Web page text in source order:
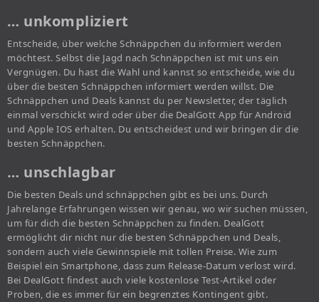
… unkompliziert
Entscheide, über welche Schnäppchen du informiert werden
möchtest. Selbst die Jagd nach Schnäppchen ist mit uns ein
Vergnügen. Du hast die Wahl und kannst so entscheide, wie du
über die besten Schnäppchen informiert werden willst. Die
Schnäppchen und Deals kannst du per Newsletter, der täglich
einmal verschickt wird oder über die DealGott App für Android
und Apple IOS erhalten. Du entscheidest und wir bringen dir die
besten Schnäppchen.
… unschlagbar
Die besten Deals und schnäppchen gibt es bei uns. Durch
Jahrelange Erfahrungen wissen wir genau, wo wir suchen müssen,
um für dich die besten Schnäppchen zu finden. DealGott
ermöglicht dir nicht nur die besten Schnäppchen und Deals,
sondern auch viele Gewinnspiele mit tollen Preise. Wie zum
Beispiel ein Smartphone, dass zum Release-Datum verlost wird.
Bei DealGott findest auch viele kostenlose Test-Artikel oder
Proben, die es immer für ein begrenztes Kontingent gibt.